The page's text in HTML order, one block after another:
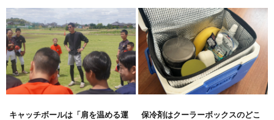
キャッチボールは「肩を温める運
保冷剤はクーラーボックスのどこ